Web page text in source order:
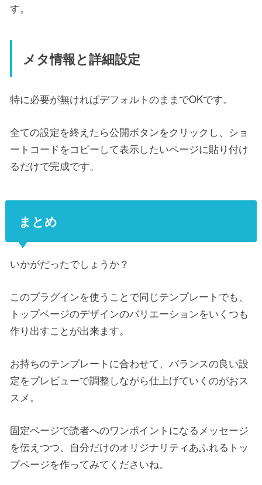
す。
メタ情報と詳細設定
特に必要が無ければデフォルトのままでOKです。
全ての設定を終えたら公開ボタンをクリックし、ショ
ートコードをコピーして表示したいページに貼り付け
るだけで完成です。
まとめ
いかがだったでしょうか？
このプラグインを使うことで同じテンプレートでも、
トップページのデザインのバリエーションをいくつも
作り出すことが出来ます。
お持ちのテンプレートに合わせて、バランスの良い設
定をプレビューで調整しながら仕上げていくのがおス
スメ。
固定ページで読者へのワンポイントになるメッセージ
を伝えつつ、自分だけのオリジナリティあふれるトッ
プページを作ってみてくださいね。